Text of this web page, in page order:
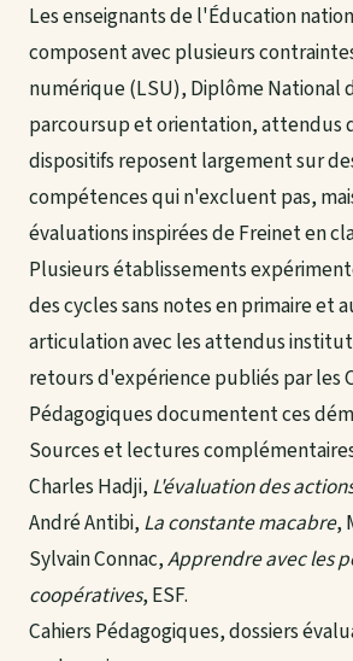
Les enseignants de l'Éducation
composent avec plusieurs
numérique (LSU), Diplôme National
parcoursup et orientation, attendus
dispositifs reposent largement sur
compétences qui n'excluent pas,
évaluations inspirées de Freinet en
Plusieurs établissements
des cycles sans notes en primaire et
articulation avec les attendus
retours d'expérience publiés par les
Pédagogiquesdocumentent ces
Sources et lectures
Charles Hadji,L'évaluation des
André Antibi,La constante macabre,
Sylvain Connac,Apprendre avec les
coopératives, ESF.
Cahiers Pédagogiques, dossiers